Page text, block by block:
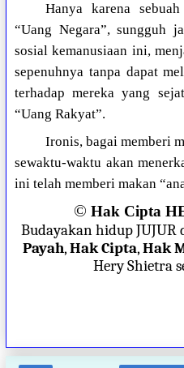
Hanya karena
“Uang Negara”, sungguh
sosial kemanusiaan ini,
sepenuhnya tanpa dapat
terhadap mereka yang
“Uang Rakyat”.
Ironis, bagai memberi
sewaktu-waktu akan
ini telah memberi makan
© Hak Cipta
Budayakan hidup JUJUR
Payah,Hak Cipta,Hak
Hery Shietra